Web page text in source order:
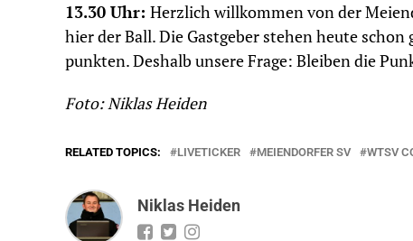
13.30 Uhr: Herzlich willkommen von der
hier der Ball. Die Gastgeber stehen heute
punkten. Deshalb unsere Frage: Bleiben die
Foto: Niklas Heiden
RELATED TOPICS: LIVETICKER MEIENDORFER SV WTSV
Niklas Heiden